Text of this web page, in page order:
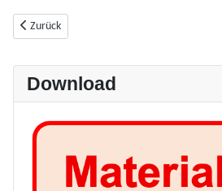
Vorheriger Beitrag: Besuch des Cambodunum
Zurück
Download